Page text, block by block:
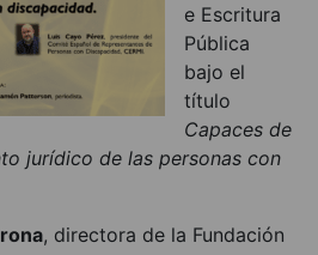
e Escritura
Pública
bajo el
título
Capaces de
jurídico de las personas con
, directora de la Fundación